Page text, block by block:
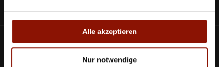
Alle akzeptieren
Nur notwendige
Bestellscheine
Aktuelles